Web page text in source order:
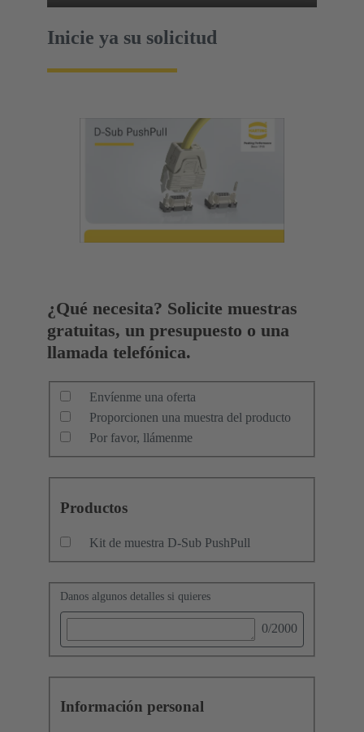
Inicie ya su solicitud
¿Qué necesita? Solicite muestras
gratuitas, un presupuesto o una
llamada telefónica.
Envíenme una oferta
Proporcionen una muestra del producto
Por favor, llámenme
Productos
Kit de muestra D-Sub PushPull
Danos algunos detalles si quieres
0/2000
Información personal